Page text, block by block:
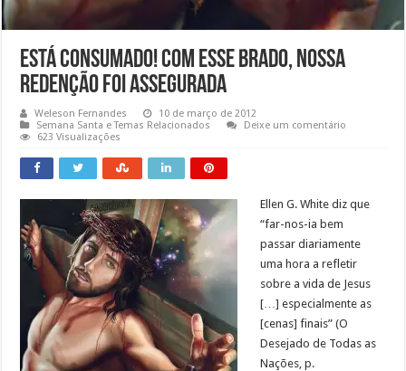
Está Consumado! Com esse brado, nossa
redenção foi assegurada
Weleson Fernandes
10 de março de 2012
Semana Santa e Temas Relacionados
Deixe um comentário
623 Visualizações
Ellen G. White diz que
“far-nos-ia bem
passar diariamente
uma hora a refletir
sobre a vida de Jesus
[…] especialmente as
[cenas] finais” (O
Desejado de Todas as
Nações, p.